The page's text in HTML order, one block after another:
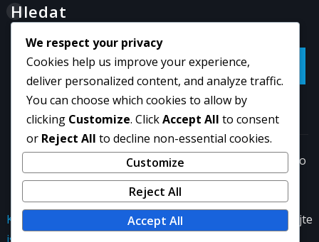
Hledat
Copyright © 2026 | Powered by
NewsExo
byThemeArile
Kdo
Zásady
Předvolby
Kontaktujte
We respect your privacy
Cookies help us improve your experience,
deliver personalized content, and analyze traffic.
You can choose which cookies to allow by
clicking Customize. ClickAccept All to consent
or Reject All to decline non-essential cookies.
Customize
Reject All
Accept All